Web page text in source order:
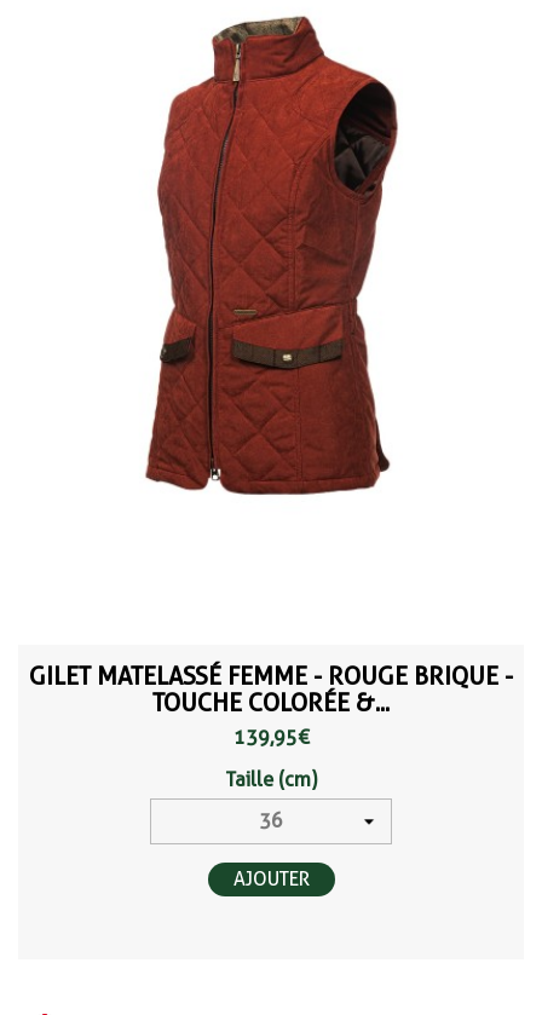
GILET MATELASSÉ FEMME - ROUGE BRIQUE -
TOUCHE COLORÉE &...
139,95 €
Taille (cm)
AJOUTER